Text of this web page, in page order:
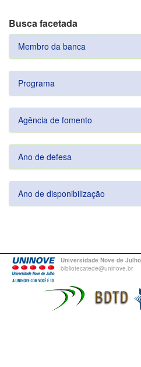
Busca facetada
Membro da banca
Programa
Agência de fomento
Ano de defesa
Ano de disponibilização
Universidade Nove de Julho
bibliotecatede@uninove.br